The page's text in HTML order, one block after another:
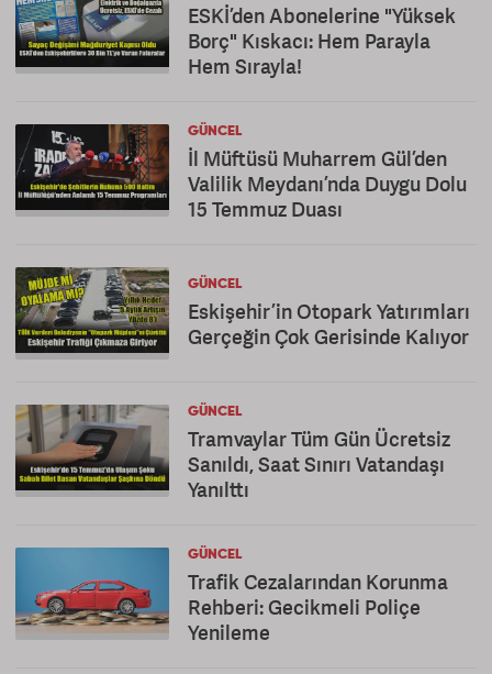
ESKİ’den Abonelerine "Yüksek
Borç" Kıskacı: Hem Parayla
Hem Sırayla!
GÜNCEL
İl Müftüsü Muharrem Gül’den
Valilik Meydanı’nda Duygu Dolu
15 Temmuz Duası
GÜNCEL
Eskişehir’in Otopark Yatırımları
Gerçeğin Çok Gerisinde Kalıyor
GÜNCEL
Tramvaylar Tüm Gün Ücretsiz
Sanıldı, Saat Sınırı Vatandaşı
Yanılttı
GÜNCEL
Trafik Cezalarından Korunma
Rehberi: Gecikmeli Poliçe
Yenileme